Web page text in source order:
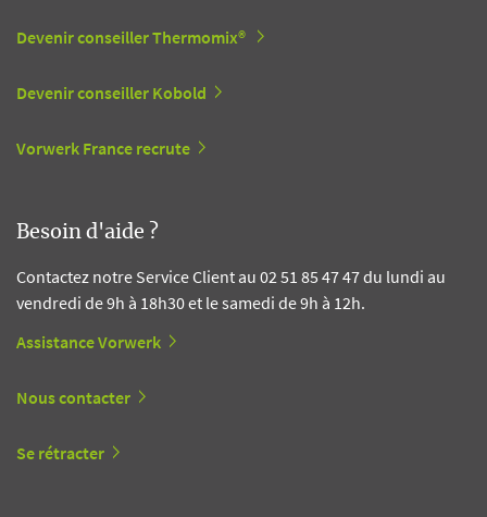
Devenir conseiller Thermomix®
Devenir conseiller Kobold
Vorwerk France recrute
Besoin d'aide ?
Contactez notre Service Client au 02 51 85 47 47 du lundi au
vendredi de 9h à 18h30 et le samedi de 9h à 12h.
Assistance Vorwerk
Nous contacter
Se rétracter